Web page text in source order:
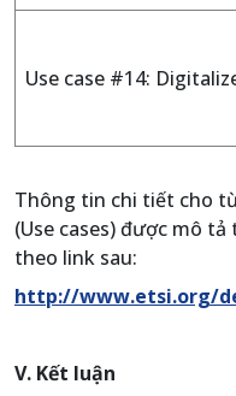
Use case #14:
Thông tin chi tiết cho
(Use cases) được mô
theo link sau:
http://www.etsi.org/
V. Kết luận